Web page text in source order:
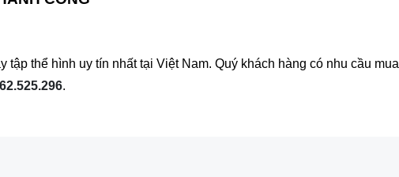
thể hình uy tín nhất tại Việt Nam. Quý khách hàng có nhu cầu mua
.